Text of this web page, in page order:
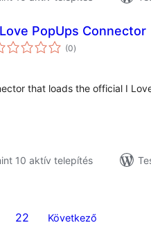
PopUps Connector
(0értékelés
összesen
)
that loads the official I
10 aktív telepítés
22 Következő